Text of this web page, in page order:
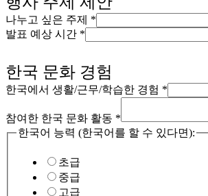
나누고 싶은 주제 *
발표 예상 시간 *
한국 문화 경험
한국에서 생활/근무/학습한 경험 *
표
주
참여한 한국 문화 활동 *
한국어 능력 (한국어를 할 수 있다면):
초급
중급
고급